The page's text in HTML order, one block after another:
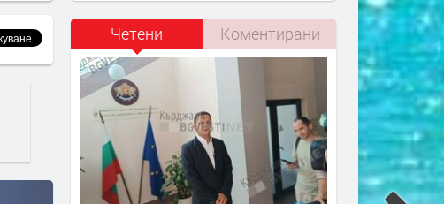
Четени Коментирани